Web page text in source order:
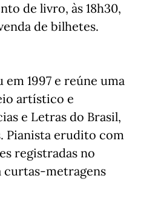
de livro, às 18h30,
de bilhetes.
1997 e reúne uma
artístico e
e Letras do Brasil,
Pianista erudito com
registradas no
curtas-metragens